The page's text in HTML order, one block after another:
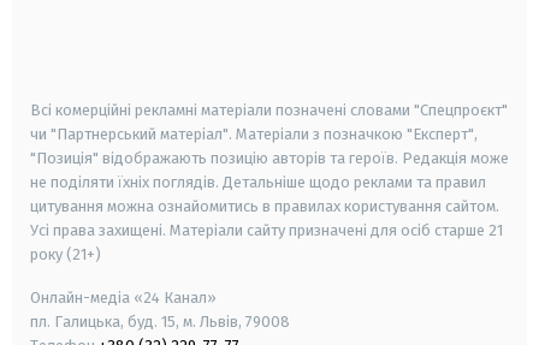
Всі комерційні рекламні матеріали позначені словами "Спецпроєкт"
чи "Партнерський матеріал". Матеріали з позначкою "Експерт",
"Позиція" відображають позицію авторів та героїв. Редакція може
не поділяти їхніх поглядів. Детальніше щодо реклами та правил
цитування можна ознайомитись в правилах користування сайтом.
Усі права захищені. Матеріали сайту призначені для осіб старше 21
року (21+)
Онлайн-медіа «24 Канал»
пл. Галицька, буд. 15, м. Львів, 79008